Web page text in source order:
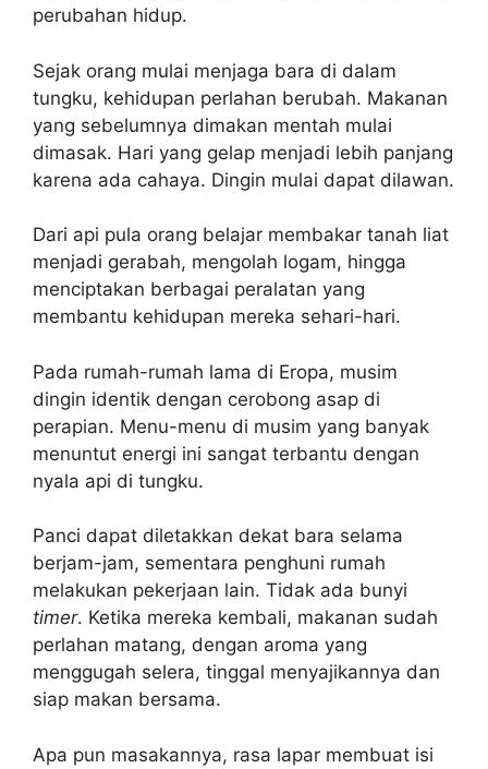
perubahan hidup.
Sejak orang mulai menjaga bara di dalam
tungku, kehidupan perlahan berubah. Makanan
yang sebelumnya dimakan mentah mulai
dimasak. Hari yang gelap menjadi lebih panjang
karena ada cahaya. Dingin mulai dapat dilawan.
Dari api pula orang belajar membakar tanah liat
menjadi gerabah, mengolah logam, hingga
menciptakan berbagai peralatan yang
membantu kehidupan mereka sehari-hari.
Pada rumah-rumah lama di Eropa, musim
dingin identik dengan cerobong asap di
perapian. Menu-menu di musim yang banyak
menuntut energi ini sangat terbantu dengan
nyala api di tungku.
Panci dapat diletakkan dekat bara selama
berjam-jam, sementara penghuni rumah
melakukan pekerjaan lain. Tidak ada bunyi
timer. Ketika mereka kembali, makanan sudah
perlahan matang, dengan aroma yang
menggugah selera, tinggal menyajikannya dan
siap makan bersama.
Apa pun masakannya, rasa lapar membuat isi